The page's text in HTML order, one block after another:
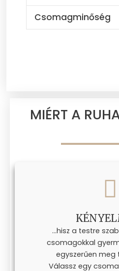
Csomagminőség
MIÉRT A
...hisz a testre
csomagokkal
egyszerűen meg
Válassz egy